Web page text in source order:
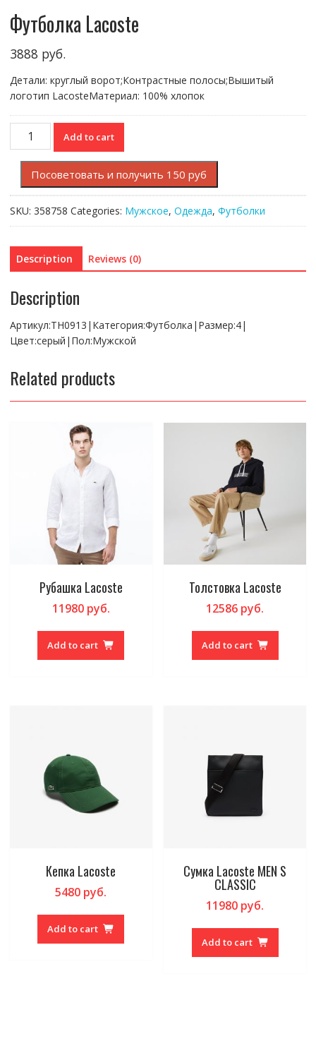
Футболка Lacoste
3888 руб.
Детали: круглый ворот;Контрастные полосы;Вышитый
логотип LacosteМатериал: 100% хлопок
Футболка
Lacoste
quantity
Add to cart
Посоветовать и получить 150 руб
SKU: 358758 Categories: Мужское, Одежда, Футболки
Description Reviews (0)
Description
Артикул:TH0913|Категория:Футболка|Размер:4|
Цвет:серый|Пол:Мужской
Related products
Рубашка Lacoste
11980руб.
Add to cart
Толстовка Lacoste
12586 руб.
Add to cart
Кепка Lacoste
5480 руб.
Add to cart
Сумка Lacoste MEN S
CLASSIC
11980 руб.
Add to cart